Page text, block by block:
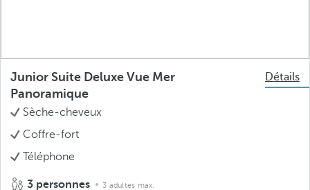
Junior Suite Deluxe Vue Mer
Panoramique
Détails
Sèche-cheveux
Coffre-fort
Téléphone
3 personnes 3 adultes max.